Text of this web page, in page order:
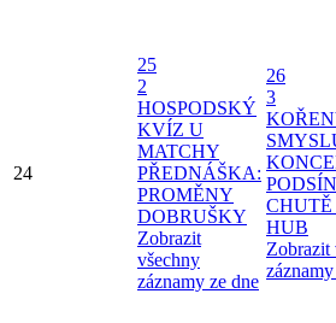
24
25
2
HOSPODSKÝ
KVÍZ U
MATCHY
PŘEDNÁŠKA:
PROMĚNY
DOBRUŠKY
Zobrazit
všechny
záznamy ze dne
26
3
HUB
Zobrazit